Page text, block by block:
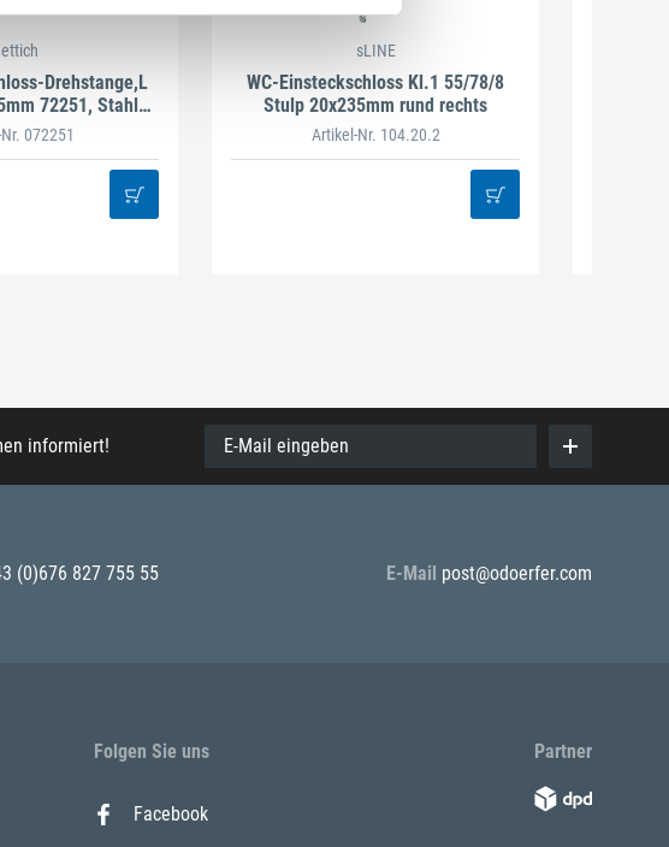
Drehstange,L
72251, Stahl
072251
sLINE
WC-Einsteckschloss Kl.1 55/78/8
Stulp 20x235mm rund rechts
Artikel-Nr. 104.20.2
informiert! E-Mail eingeben
(0)676 827 755 55 E-Mail post@odoerfer.com
Folgen Sie uns
Facebook
Partner